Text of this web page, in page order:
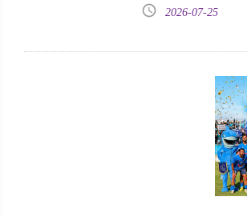
2026-07-25